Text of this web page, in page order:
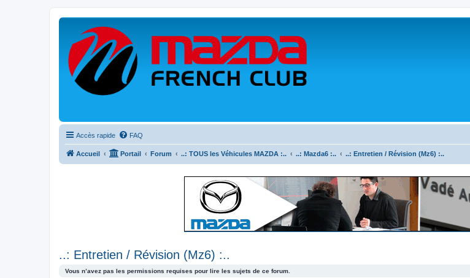
Accès rapide FAQ
Accueil Portail Forum ..: TOUS les Véhicules MAZDA :.. ..: Mazda6 :.. ..: Entretien / Révision (Mz6) :..
..: Entretien / Révision (Mz6) :..
Vous n’avez pas les permissions requises pour lire les sujets de ce forum.